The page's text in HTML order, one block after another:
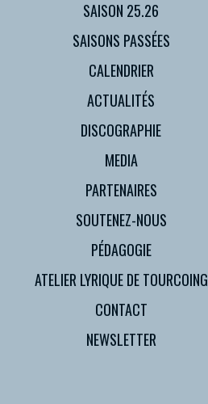
SAISON 25.26
SAISONS PASSÉES
CALENDRIER
ACTUALITÉS
DISCOGRAPHIE
MEDIA
PARTENAIRES
SOUTENEZ-NOUS
PÉDAGOGIE
ATELIER LYRIQUE DE TOURCOING
CONTACT
NEWSLETTER